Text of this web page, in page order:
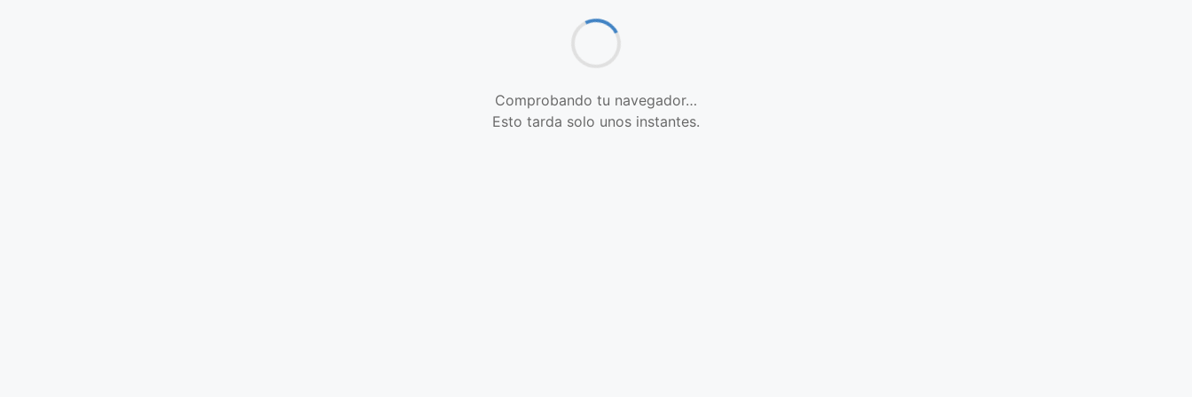
Comprobando tu navegador…
Esto tarda solo unos instantes.